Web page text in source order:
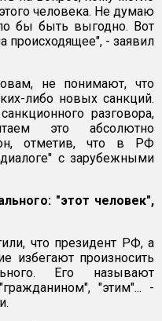
человека. Не думаю
бы быть выгодно. Вот
происходящее", - заявил
не понимают, что
либо новых санкций.
разговора,
это абсолютно
отметив, что в РФ
с зарубежными
"этот человек",
что президент РФ, а
избегают произносить
Его называют
"этим"... -